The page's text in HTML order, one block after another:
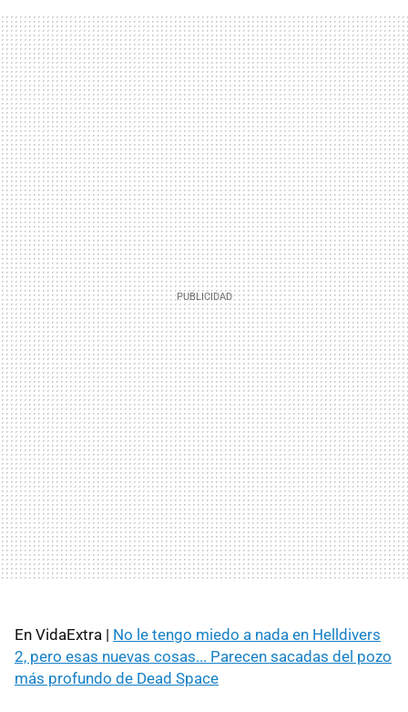
En VidaExtra | No le tengo miedo a nada en Helldivers
2, pero esas nuevas cosas... Parecen sacadas del pozo
más profundo de Dead Space